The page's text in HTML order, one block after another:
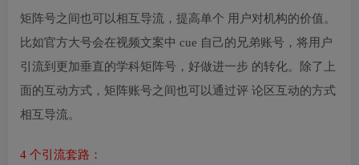
矩阵号之间也可以相互导流，提高单个 用户对机构的价值。
比如官方大号会在视频文案中 cue 自己的兄弟账号，将用户
引流到更加垂直的学科矩阵号，好做进一步 的转化。除了上
面的互动方式，矩阵账号之间也可以通过评 论区互动的方式
相互导流。
4 个引流套路：